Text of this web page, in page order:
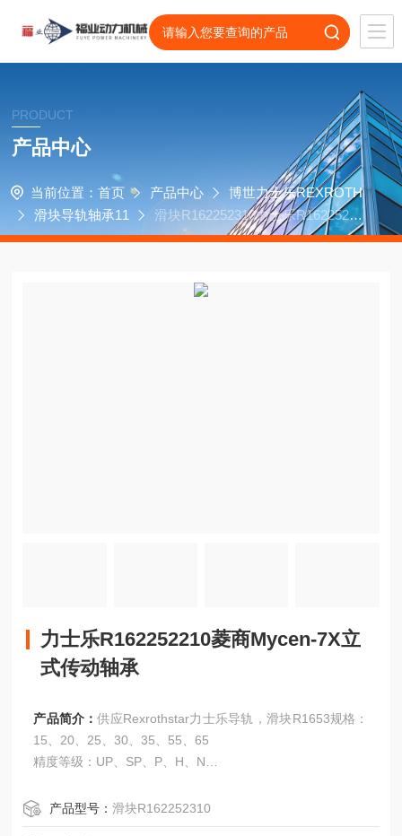
PRODUCT
产品中心
当前位置： 首页 产品中心
博世力士乐REXROTH
滑块导轨轴承11
滑块R162252310力士乐R16225221
0菱商Mycen-7X立式传动轴承
力士乐R162252210菱商Mycen-7X立
式传动轴承
产品简介：供应Rexrothstar力士乐导轨，滑块R1653规格：
15、20、25、30、35、55、65
精度等级：UP、SP、P、H、N
产品型号：滑块R162252310